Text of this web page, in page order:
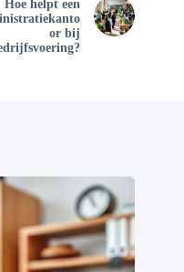
Hoe helpt een
or bij